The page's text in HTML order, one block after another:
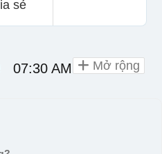
sẻ
07:30 AM - 08:00 PM
Mở rộng